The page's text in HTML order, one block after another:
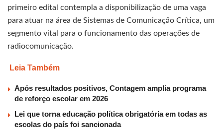
primeiro edital contempla a disponibilização de uma vaga
para atuar na área de Sistemas de Comunicação Crítica, um
segmento vital para o funcionamento das operações de
radiocomunicação.
Leia Também
Após resultados positivos, Contagem amplia programa
de reforço escolar em 2026
Lei que torna educação política obrigatória em todas as
escolas do país foi sancionada